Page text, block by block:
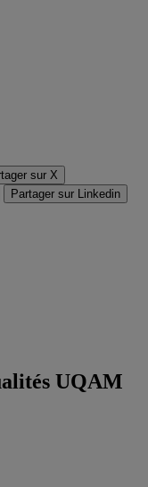
sur X
Partager sur Linkedin
UQAM